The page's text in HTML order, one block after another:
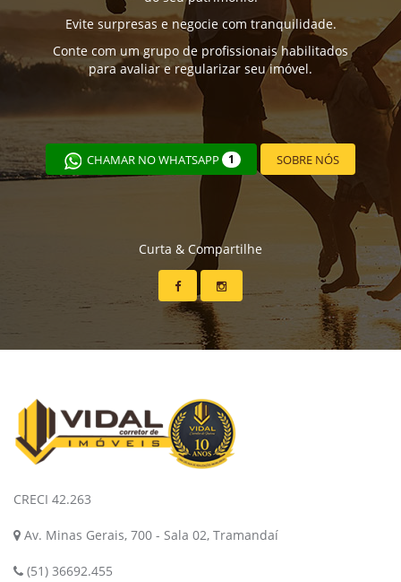
Evite surpresas e negocie com tranquilidade.
Conte com um grupo de profissionais habilitados
para avaliar e regularizar seu imóvel.
CHAMAR NO WHATSAPP 1 SOBRE NÓS
Curta & Compartilhe
CRECI 42.263
Av. Minas Gerais, 700 - Sala 02, Tramandaí
(51) 36692.455